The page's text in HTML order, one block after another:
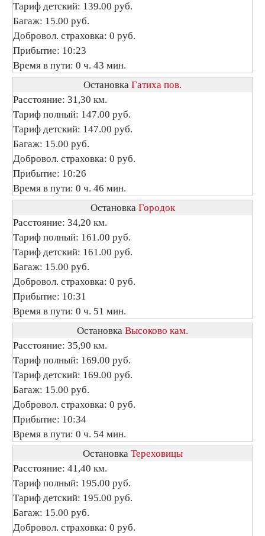
Тариф детский: 139.00 руб.
Багаж: 15.00 руб.
Добровол. страховка: 0 руб.
Прибытие: 10:23
Время в пути: 0 ч. 43 мин.
Остановка Гатиха пов.
Расстояние: 31,30 км.
Тариф полный: 147.00 руб.
Тариф детский: 147.00 руб.
Багаж: 15.00 руб.
Добровол. страховка: 0 руб.
Прибытие: 10:26
Время в пути: 0 ч. 46 мин.
Остановка Городок
Расстояние: 34,20 км.
Тариф полный: 161.00 руб.
Тариф детский: 161.00 руб.
Багаж: 15.00 руб.
Добровол. страховка: 0 руб.
Прибытие: 10:31
Время в пути: 0 ч. 51 мин.
Остановка Высоково кам.
Расстояние: 35,90 км.
Тариф полный: 169.00 руб.
Тариф детский: 169.00 руб.
Багаж: 15.00 руб.
Добровол. страховка: 0 руб.
Прибытие: 10:34
Время в пути: 0 ч. 54 мин.
Остановка Тереховицы
Расстояние: 41,40 км.
Тариф полный: 195.00 руб.
Тариф детский: 195.00 руб.
Багаж: 15.00 руб.
Добровол. страховка: 0 руб.